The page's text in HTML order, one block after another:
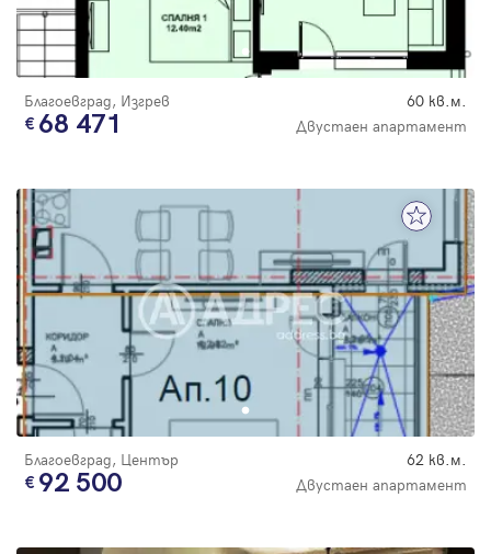
Благоевград, Изгрев 60 кв.м.
68 471 Двустаен апартамент
Благоевград, Център 62 кв.м.
92 500 Двустаен апартамент